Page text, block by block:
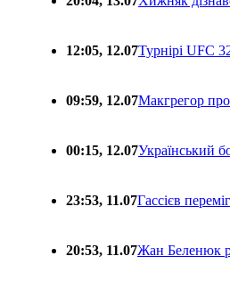
12:05, 12.07Турнірі UFC
09:59, 12.07Макгрегор
00:15, 12.07Український
23:53, 11.07Гассієв
20:53, 11.07Жан Беленюк